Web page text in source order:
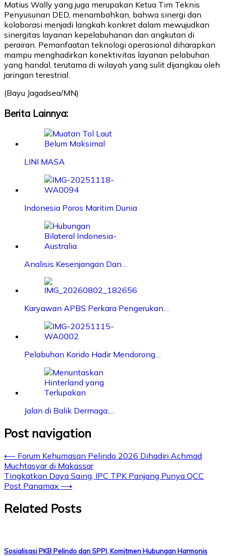
Matius Wally yang juga merupakan Ketua Tim Teknis
Penyusunan DED, menambahkan, bahwa sinergi dan
kolaborasi menjadi langkah konkret dalam mewujudkan
sinergitas layanan kepelabuhanan dan angkutan di
perairan. Pemanfaatan teknologi operasional diharapkan
mampu menghadirkan konektivitas layanan pelabuhan
yang handal, terutama di wilayah yang sulit dijangkau oleh
jaringan terestrial.
(Bayu Jagadsea/MN)
Berita Lainnya:
LINI MASA
Indonesia Poros Maritim Dunia
Analisis Kesenjangan Dan…
Karyawan APBS Perkara Pengerukan…
Pelabuhan Korido Hadir Mendorong…
Jalan di Balik Dermaga:…
Post navigation
⟵ Forum Kehumasan Pelindo 2026 Dihadiri Achmad
Muchtasyar di Makassar
Tingkatkan Daya Saing, IPC TPK Panjang Punya QCC
Post Panamax ⟶
Related Posts
Sosialisasi PKB Pelindo dan SPPI, Komitmen Hubungan Harmonis